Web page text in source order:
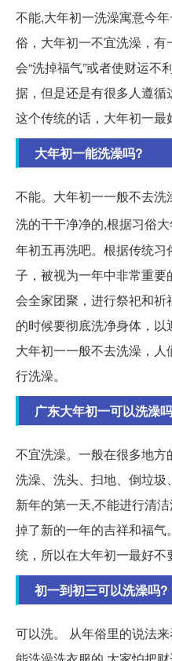
不能,大年初一洗澡寓意今
俗，大年初一不宜洗澡，
会“洗掉福气”或者使财运不
据，但是还是有很多人遵
这个传统的话，大年初一最
大年初一能洗澡吗?
不能。大年初一一般不去
洗的干干净净的,根据习俗
年初五再洗吧。根据传统
子，被视为一年中非常重
会全家团聚，进行祭祀和
的时候要彻底洗净身体，以
大年初一一般不去洗澡，
行洗澡。
广东大年初一可以洗澡
不宜洗澡。一般在很多地
洗澡、洗头、扫地、倒垃
新年的第一天,不能进行清
掉了新的一年的吉祥和福
统，所以在大年初一最好不
初一到初三可以洗澡吗?
可以洗。 从年俗里的说法